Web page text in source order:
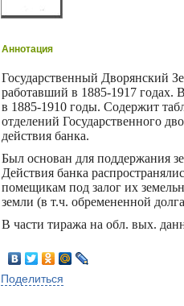
Аннотация
Государственный Дворянский
работавший в 1885-1917 годах.
в 1885-1910 годы. Содержит
отделений Государственного
действия банка.
Был основан для поддержания
Действия банка
помещикам под залог их
земли (в т.ч. обремененной
В части тиража на обл. вых.
Поделиться